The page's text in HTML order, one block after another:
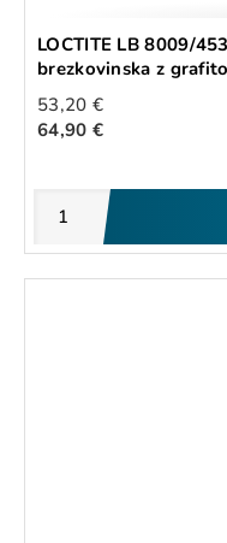
LOCTITE LB 8009/
brezkovinska z
53,20 €
64,90 €